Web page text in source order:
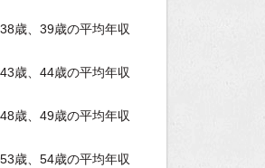
歳、39歳の平均年収
歳、44歳の平均年収
歳、49歳の平均年収
歳、54歳の平均年収